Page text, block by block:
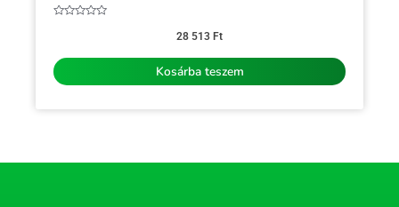
28 513 Ft
Kosárba teszem